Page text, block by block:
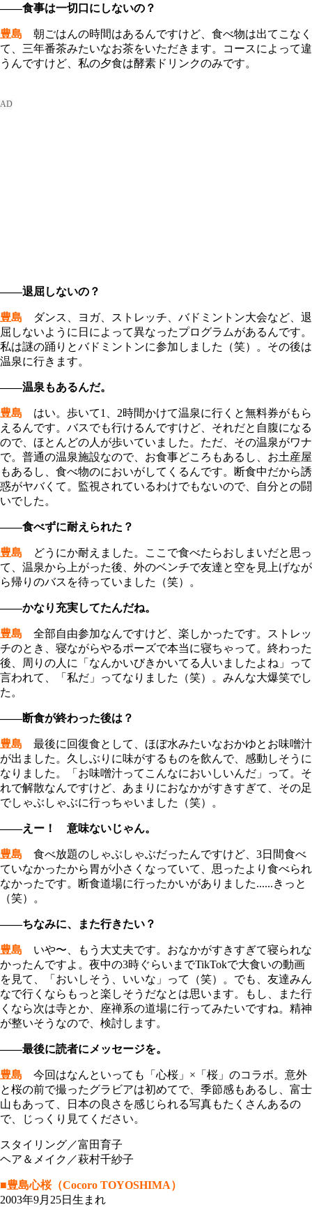
――食事は一切口にしないの？
豊島 朝ごはんの時間はあるんですけど、食べ物は出てこなく
て、三年番茶みたいなお茶をいただきます。コースによって違
うんですけど、私の夕食は酵素ドリンクのみです。
――退屈しないの？
豊島 ダンス、ヨガ、ストレッチ、バドミントン大会など、退
屈しないように日によって異なったプログラムがあるんです。
私は謎の踊りとバドミントンに参加しました（笑）。その後は
温泉に行きます。
――温泉もあるんだ。
豊島 はい。歩いて1、2時間かけて温泉に行くと無料券がもら
えるんです。バスでも行けるんですけど、それだと自腹になる
ので、ほとんどの人が歩いていました。ただ、その温泉がワナ
で。普通の温泉施設なので、お食事どころもあるし、お土産屋
もあるし、食べ物のにおいがしてくるんです。断食中だから誘
惑がヤバくて。監視されているわけでもないので、自分との闘
いでした。
――食べずに耐えられた？
豊島 どうにか耐えました。ここで食べたらおしまいだと思っ
て、温泉から上がった後、外のベンチで友達と空を見上げなが
ら帰りのバスを待っていました（笑）。
――かなり充実してたんだね。
豊島 全部自由参加なんですけど、楽しかったです。ストレッ
チのとき、寝ながらやるポーズで本当に寝ちゃって。終わった
後、周りの人に「なんかいびきかいてる人いましたよね」って
言われて、「私だ」ってなりました（笑）。みんな大爆笑でし
た。
――断食が終わった後は？
豊島 最後に回復食として、ほぼ水みたいなおかゆとお味噌汁
が出ました。久しぶりに味がするものを飲んで、感動しそうに
なりました。「お味噌汁ってこんなにおいしいんだ」って。そ
れで解散なんですけど、あまりにおなかがすきすぎて、その足
でしゃぶしゃぶに行っちゃいました（笑）。
――えー！ 意味ないじゃん。
豊島 食べ放題のしゃぶしゃぶだったんですけど、3日間食べ
ていなかったから胃が小さくなっていて、思ったより食べられ
なかったです。断食道場に行ったかいがありました......きっと
（笑）。
――ちなみに、また行きたい？
豊島 いや〜、もう大丈夫です。おなかがすきすぎて寝られな
かったんですよ。夜中の3時ぐらいまでTikTokで大食いの動画
を見て、「おいしそう、いいな」って（笑）。でも、友達みん
なで行くならもっと楽しそうだなとは思います。もし、また行
くなら次は寺とか、座禅系の道場に行ってみたいですね。精神
が整いそうなので、検討します。
――最後に読者にメッセージを。
豊島 今回はなんといっても「心桜」×「桜」のコラボ。意外
と桜の前で撮ったグラビアは初めてで、季節感もあるし、富士
山もあって、日本の良さを感じられる写真もたくさんあるの
で、じっくり見てください。
スタイリング／富田育子
ヘア＆メイク／萩村千紗子
■豊島心桜（Cocoro TOYOSHIMA）
2003年9月25日生まれ